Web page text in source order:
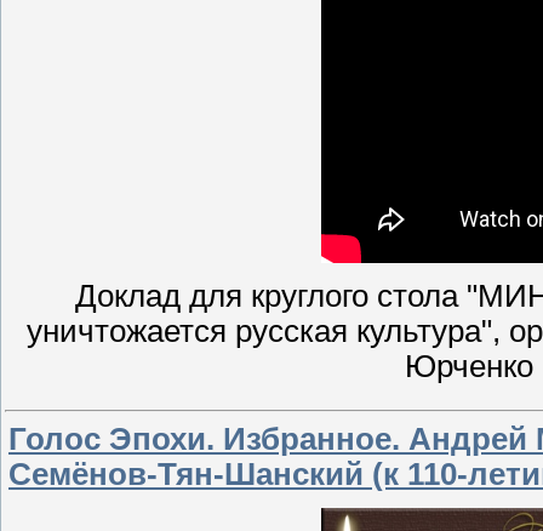
Доклад для круглого стола
уничтожается русская культура",
Юрченко
Голос Эпохи. Избранное.
Семёнов-Тян-Шанский (к 110-